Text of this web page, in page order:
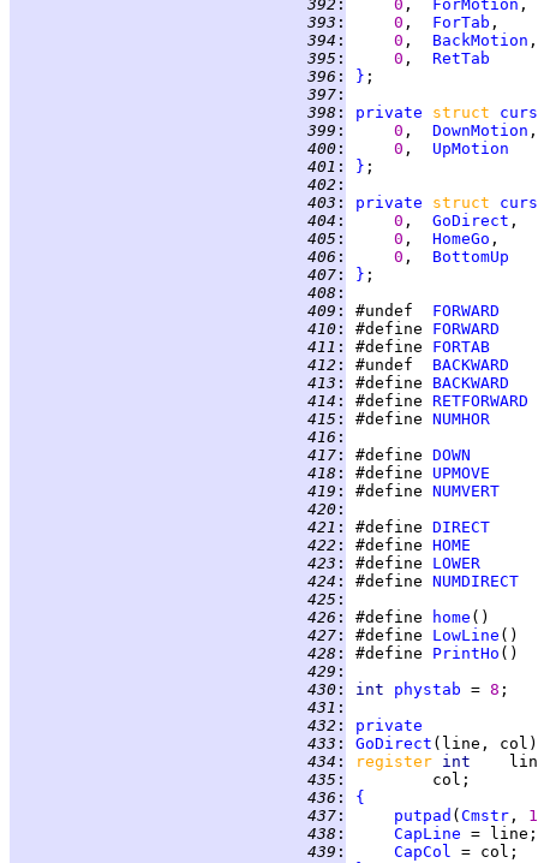
392 : 0 , ForMotion
393 : 0 , ForTab
394 : 0 , BackMotion
395 : 0 , RetTab
396 : }
397 :
398 : private struct
399 : 0 , DownMotion
400 : 0 , UpMotion
401 : }
402 :
403 : private struct
404 : 0 , GoDirect
405 : 0 , HomeGo
406 : 0 , BottomUp
407 : }
408 :
409 : #undef FORWARD
410 : #define FORWARD
411 : #define FORTAB
412 : #undef BACKWARD
413 : #define BACKWARD
414 : #define RETFORWARD
415 : #define NUMHOR
416 :
417 : #define DOWN
418 : #define UPMOVE
419 : #define NUMVERT
420 :
421 : #define DIRECT
422 : #define HOME
423 : #define LOWER
424 : #define NUMDIRECT
425 :
426 : #define home
427 : #define LowLine
428 : #define PrintHo
429 :
430 : int phystab = 8
431 :
432 :
private
433 :
GoDirect
434 : register int
435 :
436 :
{
437 : putpad ( Cmstr , 1
438 :
CapLine
439 : CapCol